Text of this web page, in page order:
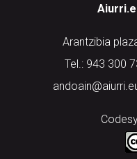
Arantzibia
Tel.: 943 300